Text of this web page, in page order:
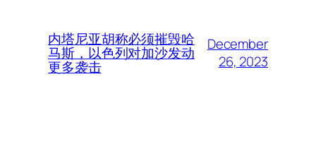
内塔尼亚胡称必须摧毁哈
马斯，以色列对加沙发动
更多袭击
December
26, 2023